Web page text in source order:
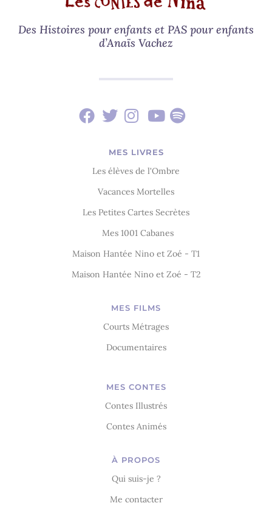
Des Histoires pour enfants et PAS pour enfants
d’Anaïs Vachez
MES LIVRES
Les élèves de l'Ombre
Vacances Mortelles
Les Petites Cartes Secrètes
Mes 1001 Cabanes
Maison Hantée Nino et Zoé - T1
Maison Hantée Nino et Zoé - T2
MES FILMS
Courts Métrages
Documentaires
MES CONTES
Contes Illustrés
Contes Animés
À PROPOS
Qui suis-je ?
Me contacter